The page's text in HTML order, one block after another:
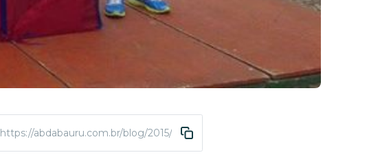
https://abdabauru.com.br/blog/2015/12/23/abda-atletismo-destaca-se-na-6a-